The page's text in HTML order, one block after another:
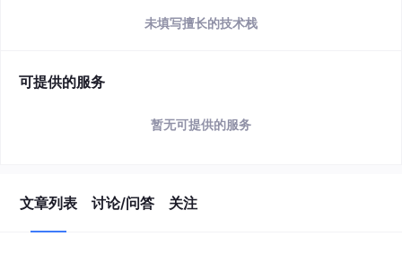
未填写擅长的技术栈
可提供的服务
暂无可提供的服务
文章列表 讨论/问答 关注